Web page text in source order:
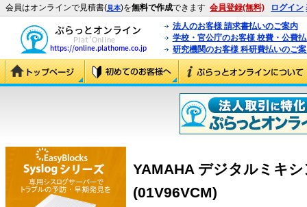
会員はオンラインで見積書(見本)を無料で作成できます 会員登録(無料) ログイン
法人のお客様 請求書払いのご案内
学校・官公庁のお客様 校費・公費
研究機関のお客様 科研費払いのご
YAMAHA デジタルミキ
(01V96VCM)